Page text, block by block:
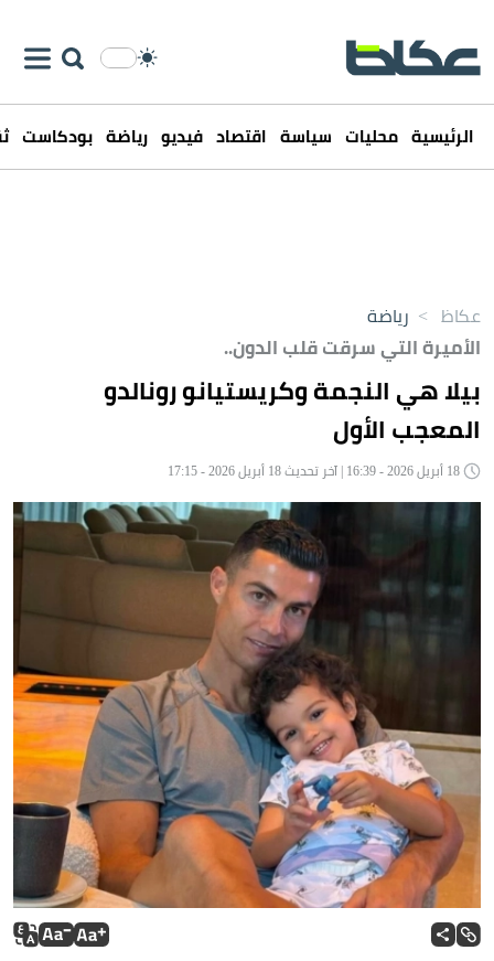
الرئيسية محليات سياسة اقتصاد فيديو رياضة بودكاست
عكاظ > رياضة
الأميرة التي سرقت قلب الدون..
بيلا هي النجمة وكريستيانو رونالدو
المعجب الأول